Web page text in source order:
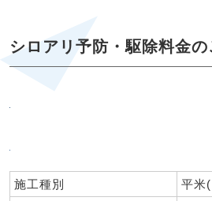
シロアリ予防・駆除料金の
施工種別 平米